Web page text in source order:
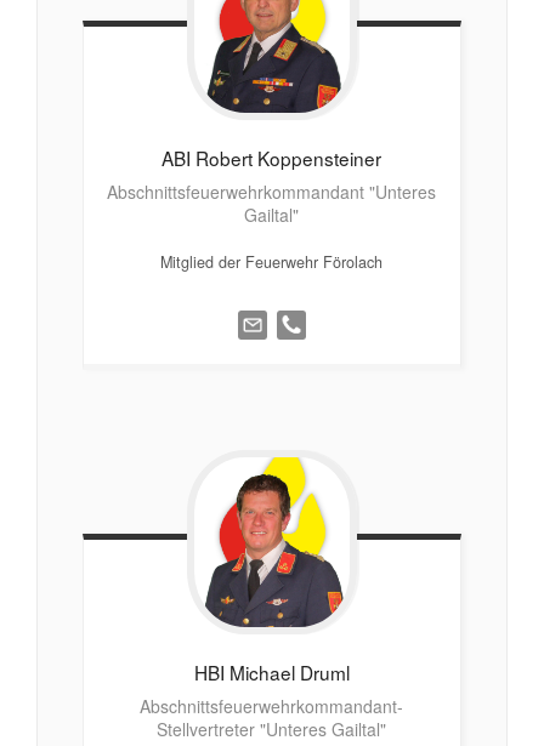
ABI Robert Koppensteiner
Abschnittsfeuerwehrkommandant "Unteres
Gailtal"
Mitglied der Feuerwehr Förolach
HBI Michael Druml
Abschnittsfeuerwehrkommandant-
Stellvertreter "Unteres Gailtal"